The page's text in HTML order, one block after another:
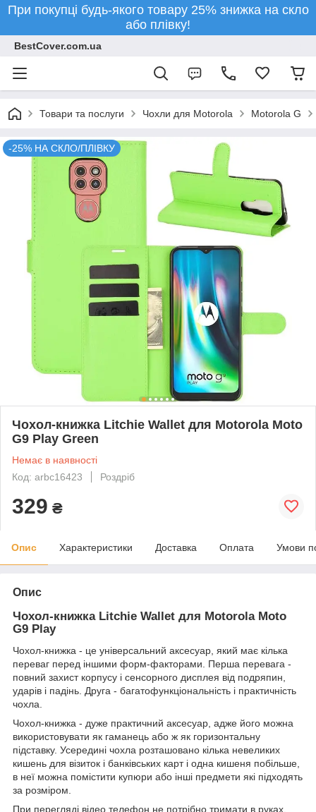
При покупці будь-якого товару 25% знижка на скло
або плівку!
BestCover.com.ua
Товари та послуги Чохли для Motorola Motorola G
-25% НА СКЛО/ПЛІВКУ
Чохол-книжка Litchie Wallet для Motorola Moto
G9 Play Green
Немає в наявності
Код: arbc16423
Роздріб
329 ₴
Опис Характеристики Доставка Оплата Умови
Опис
Чохол-книжка Litchie Wallet для Motorola Moto
G9 Play
Чохол-книжка - це універсальний аксесуар, який має кілька
переваг перед іншими форм-факторами. Перша перевага -
повний захист корпусу і сенсорного дисплея від подряпин,
ударів і падінь. Друга - багатофункціональність і практичність
чохла.
Чохол-книжка - дуже практичний аксесуар, адже його можна
використовувати як гаманець або ж як горизонтальну
підставку. Усередині чохла розташовано кілька невеликих
кишень для візиток і банківських карт і одна кишеня побільше,
в неї можна помістити купюри або інші предмети які підходять
за розміром.
При перегляді відео телефон не потрібно тримати в руках,